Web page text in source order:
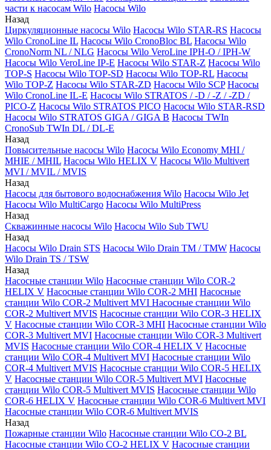
части к насосам Wilo Насосы Wilo
Назад
Циркуляционные насосы Wilo Насосы Wilo STAR-RS Насосы
Wilo CronoLine IL Насосы Wilo CronoBloc BL Насосы Wilo
CronoNorm NL / NLG Насосы Wilo VeroLine IPH-O / IPH-W
Насосы Wilo VeroLine IP-E Насосы Wilo STAR-Z Насосы Wilo
TOP-S Насосы Wilo TOP-SD Насосы Wilo TOP-RL Насосы
Wilo TOP-Z Насосы Wilo STAR-ZD Насосы Wilo SCP Насосы
Wilo CronoLine IL-E Насосы Wilo STRATOS / -D / -Z / -ZD /
PICO-Z Насосы Wilo STRATOS PICO Насосы Wilo STAR-RSD
Насосы Wilo STRATOS GIGA / GIGA B Насосы TWIn
CronoSub TWIn DL / DL-E
Назад
Повысительные насосы Wilo Насосы Wilo Economy MHI /
MHIE / MHIL Насосы Wilo HELIX V Насосы Wilo Multivert
MVI / MVIL / MVIS
Назад
Насосы для бытового водоснабжения Wilo Насосы Wilo Jet
Насосы Wilo MultiCargo Насосы Wilo MultiPress
Назад
Скважинные насосы Wilo Насосы Wilo Sub TWU
Назад
Насосы Wilo Drain STS Насосы Wilo Drain TM / TMW Насосы
Wilo Drain TS / TSW
Назад
Насосные станции Wilo Насосные станции Wilo COR-2
HELIX V Насосные станции Wilo COR-2 MHI Насосные
станции Wilo COR-2 Multivert MVI Насосные станции Wilo
COR-2 Multivert MVIS Насосные станции Wilo COR-3 HELIX
V Насосные станции Wilo COR-3 MHI Насосные станции Wilo
COR-3 Multivert MVI Насосные станции Wilo COR-3 Multivert
MVIS Насосные станции Wilo COR-4 HELIX V Насосные
станции Wilo COR-4 Multivert MVI Насосные станции Wilo
COR-4 Multivert MVIS Насосные станции Wilo COR-5 HELIX
V Насосные станции Wilo COR-5 Multivert MVI Насосные
станции Wilo COR-5 Multivert MVIS Насосные станции Wilo
COR-6 HELIX V Насосные станции Wilo COR-6 Multivert MVI
Насосные станции Wilo COR-6 Multivert MVIS
Назад
Пожарные станции Wilo Насосные станции Wilo CO-2 BL
Насосные станции Wilo CO-2 HELIX V Насосные станции